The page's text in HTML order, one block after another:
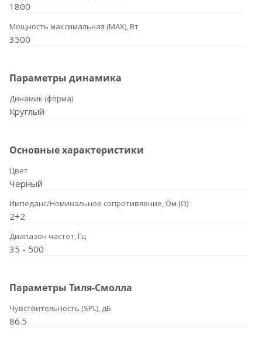
1800
Мощность максимальная (MAX), Вт
3500
Параметры динамика
Динамик (форма)
Круглый
Основные характеристики
Цвет
Черный
Импеданс/Номинальное сопротивление, Ом (Ω)
2+2
Диапазон частот, Гц
35 - 500
Параметры Тиля-Смолла
Чувствительность (SPL), дБ
86.5